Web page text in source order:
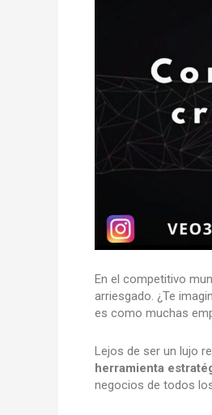
En el competitivo
arriesgado. ¿Te
es como muchas
Lejos de ser un lujo
herramienta
negocios de todos